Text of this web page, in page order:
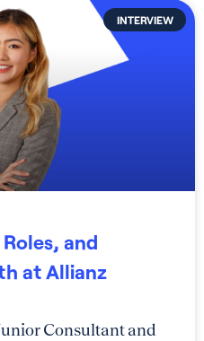
INTERVIEW
and
at Allianz
Consultant and